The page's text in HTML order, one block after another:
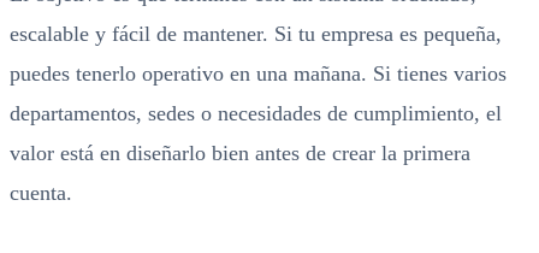
escalable y fácil de mantener. Si tu empresa es pequeña,
puedes tenerlo operativo en una mañana. Si tienes varios
departamentos, sedes o necesidades de cumplimiento, el
valor está en diseñarlo bien antes de crear la primera
cuenta.